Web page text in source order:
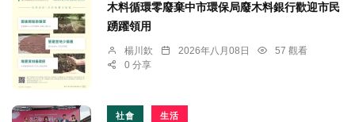
木料循環零廢棄中市環保局廢木料銀行歡迎市民
踴躍領用
楊川欽 2026年八月08日
57 觀看
0 分享
社會 生活